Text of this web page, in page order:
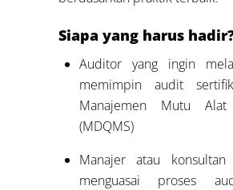
Siapa yang harus
Auditor yang ingin
memimpin audit
Manajemen Mutu Alat
(MDQMS)
Manajer atau
menguasai proses